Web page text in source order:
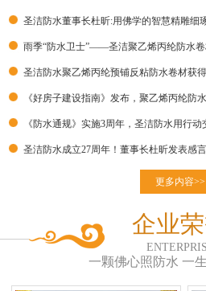
圣洁防水董事长杜昕:用佛学的智慧精雕细
品！
雨季“防水卫士”——圣洁聚乙烯丙纶防水
手！
圣洁防水聚乙烯丙纶预铺反粘防水卷材获
部门的检测报告
《好房子建设指南》发布，聚乙烯丙纶防
想建材
《防水通规》实施3周年，圣洁防水用行动
卷
圣洁防水成立27周年！董事长杜昕发表感
更多内容>>
企业
一颗佛心照防水 一